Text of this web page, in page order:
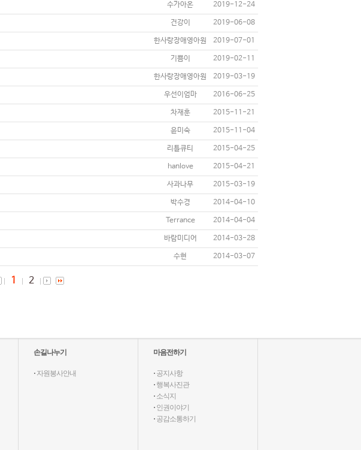
수가아온 2019-12-24
건강이 2019-06-08
한사랑장애영아원 2019-07-01
기쁨이 2019-02-11
한사랑장애영아원 2019-03-19
우선이엄마 2016-06-25
차재훈 2015-11-21
윤미숙 2015-11-04
리틀큐티 2015-04-25
hanlove 2015-04-21
사과나무 2015-03-19
박수경 2014-04-10
Terrance 2014-04-04
바람미디어 2014-03-28
수현 2014-03-07
1 2
손길나누기
· 자원봉사안내
마음전하기
· 공지사항
· 행복사진관
· 소식지
· 인권이야기
· 공감소통하기